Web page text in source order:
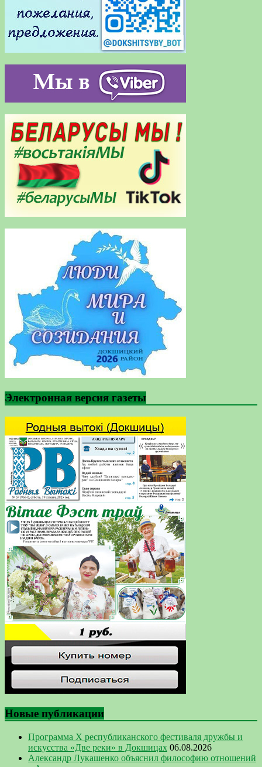
Электронная версия газеты
Новые публикации
Программа Х республиканского фестиваля дружбы и
искусства «Две реки» в Докшицах 06.08.2026
Александр Лукашенко объяснил философию отношений